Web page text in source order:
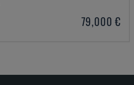
79,000 €